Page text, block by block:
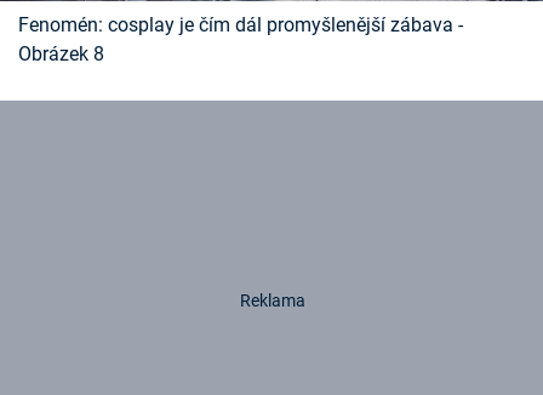
Fenomén: cosplay je čím dál promyšlenější zábava -
Obrázek 8